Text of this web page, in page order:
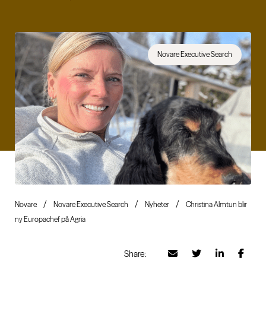
Novare Executive Search
Novare Novare Executive Search Nyheter
Christina Almtun blir
ny Europachef på Agria
Share: